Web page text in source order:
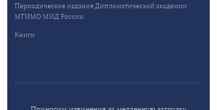
Периодические издания Дипломатической академии
МГИМО МИД России
Книги